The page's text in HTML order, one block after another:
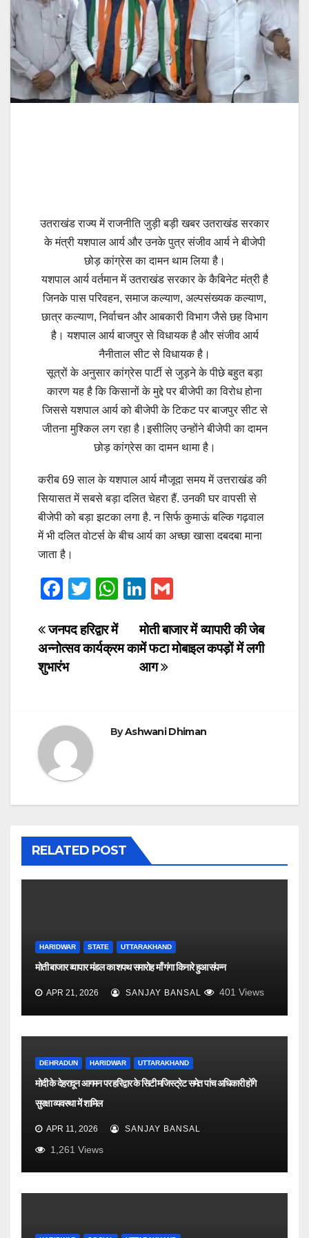
उतराखंड राज्य में राजनीति जुड़ी बड़ी खबर उतराखंड सरकार
के मंत्री यशपाल आर्य और उनके पुत्र संजीव आर्य ने बीजेपी
छोड़ कांग्रेस का दामन थाम लिया है।
यशपाल आर्य वर्तमान में उतराखंड सरकार के कैबिनेट मंत्री है
जिनके पास परिवहन, समाज कल्याण, अल्पसंख्यक कल्याण,
छात्र कल्याण, निर्वाचन और आबकारी विभाग जैसे छह विभाग
है। यशपाल आर्य बाजपुर से विधायक है और संजीव आर्य
नैनीताल सीट से विधायक है।
सूत्रों के अनुसार कांग्रेस पार्टी से जुड़ने के पीछे बहुत बड़ा
कारण यह है कि किसानों के मुद्दे पर बीजेपी का विरोध होना
जिससे यशपाल आर्य को बीजेपी के टिकट पर बाजपुर सीट से
जीतना मुश्किल लग रहा है।इसीलिए उन्होंने बीजेपी का दामन
छोड़ कांग्रेस का दामन थामा है।
करीब 69 साल के यशपाल आर्य मौजूदा समय में उत्तराखंड की
सियासत में सबसे बड़ा दलित चेहरा हैं. उनकी घर वापसी से
बीजेपी को बड़ा झटका लगा है. न सिर्फ कुमाऊं बल्कि गढ़वाल
में भी दलित वोटर्स के बीच आर्य का अच्छा खासा दबदबा माना
जाता है।
F
c
e
b
o
k
T
tt
er
W
at
s
p
Li
k
e
dI
ail
Post
navigation
मोती बाजार में व्यापारी की जेब
में फटा मोबाइल कपड़ों में लगी
आग
जनपद हरिद्वार में
अन्नोत्सव कार्यक्रम का
शुभारंभ
ByAshwani Dhiman
RELATED POST
HARIDWAR STATE UTTARAKHAND
मोती बाजार व्यापार मंडल का शपथ समारोह माँ गंगा किनारे हुआ संपन्न
APR 21, 2026 SANJAY BANSAL 401 Views
DEHRADUN HARIDWAR UTTARAKHAND
मोदी के देहरादून आगमन पर हरिद्वार के सिटी मजिस्ट्रेट समेत पांच अधिकारी होंगे
सुरक्षा व्यवस्था में शामिल
APR 11, 2026 SANJAY BANSAL
1,261 Views